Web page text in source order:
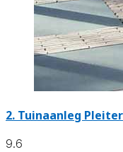
2. Tuinaanleg Pleiter
9.6